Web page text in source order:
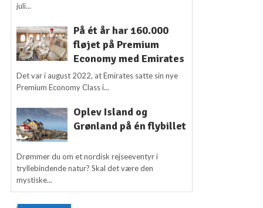
juli...
På ét år har 160.000
fløjet på Premium
Economy med Emirates
Det var i august 2022, at Emirates satte sin nye
Premium Economy Class i...
Oplev Island og
Grønland på én flybillet
Drømmer du om et nordisk rejseeventyr i
tryllebindende natur? Skal det være den
mystiske...